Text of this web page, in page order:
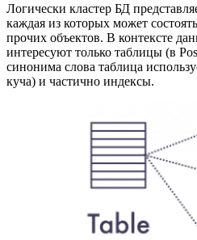
Логически кластер БД
каждая из которых может
прочих объектов. В контексте
интересуют только таблицы (в
синонима слова таблица
куча) и частично индексы.